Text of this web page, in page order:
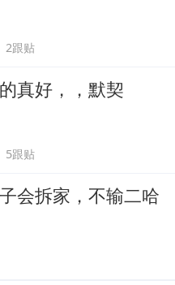
2跟贴
真好，，默契
5跟贴
会拆家，不输二哈